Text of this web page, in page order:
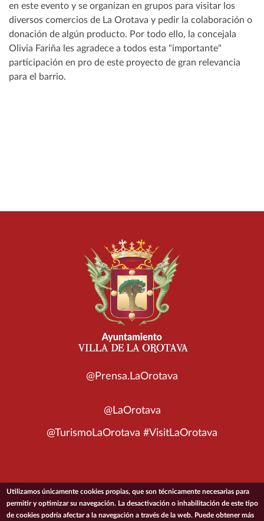
en este evento y se organizan en grupos para visitar los
diversos comercios de La Orotava y pedir la colaboración o
donación de algún producto. Por todo ello, la concejala
Olivia Fariña les agradece a todos esta "importante"
participación en pro de este proyecto de gran relevancia
para el barrio.
@Prensa.LaOrotava
@LaOrotava
@TurismoLaOrotava #VisitLaOrotava
© 2026 Ayuntamiento de la Villa de La Orotava
Utilizamos únicamente cookies propias, que son técnicamente necesarias para
permitir y optimizar su navegación. La desactivación o inhabilitación de este tipo
de cookies podría afectar a la navegación a través de la web. Puede obtener más